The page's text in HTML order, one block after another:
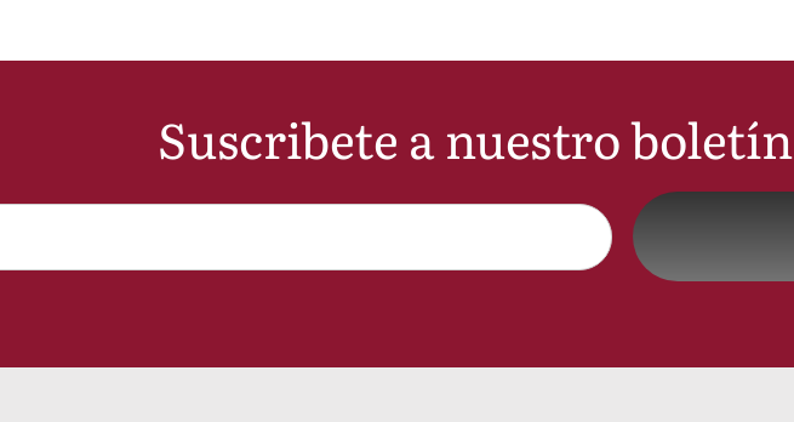
Suscribete a nuestro boletín